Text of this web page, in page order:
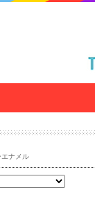
エナメル